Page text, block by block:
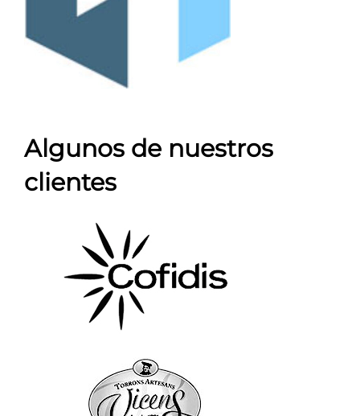
Algunos de nuestros
clientes